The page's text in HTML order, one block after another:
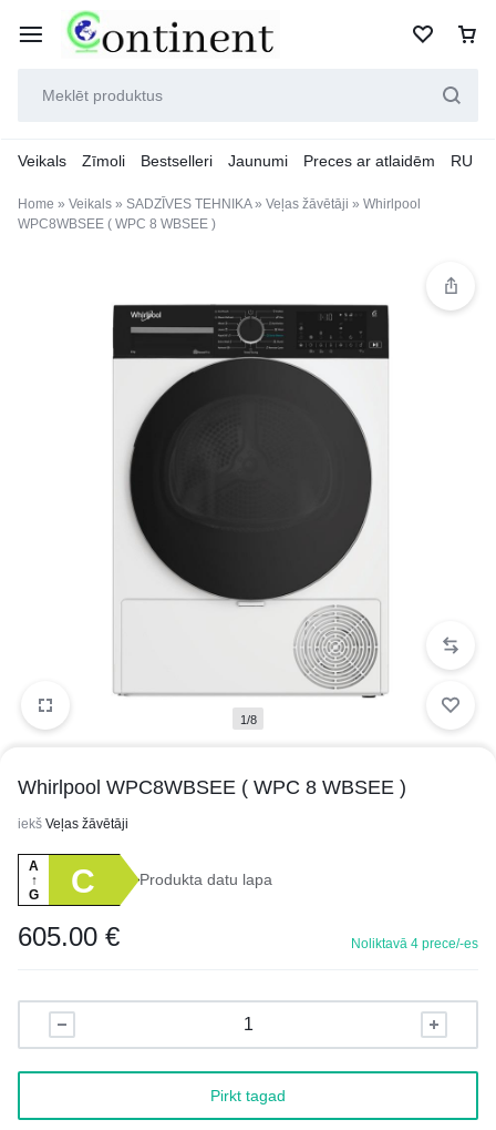
Veikals Zīmoli Bestselleri Jaunumi Preces ar atlaidēm RU
Home » Veikals » SADZĪVES TEHNIKA» Veļas žāvētāji » Whirlpool
WPC8WBSEE ( WPC 8 WBSEE )
1/8
Whirlpool WPC8WBSEE ( WPC 8 WBSEE )
iekš Veļas žāvētāji
A
↑
G
C Produkta datu lapa
605.00 € Noliktavā 4 prece/-es
Pirkt tagad